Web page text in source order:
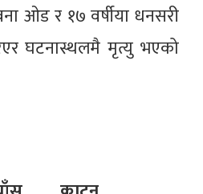
ओड र १७ वर्षीया धनसरी
घटनास्थलमै मृत्यु भएको